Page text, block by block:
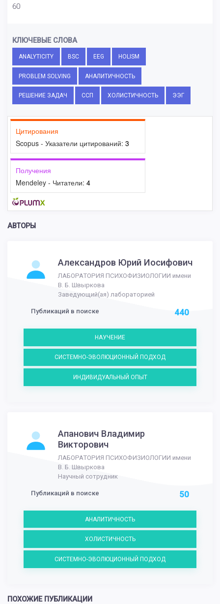
60
КЛЮЧЕВЫЕ СЛОВА
ANALYTICITY BSC EEG HOLISM
PROBLEM SOLVING АНАЛИТИЧНОСТЬ
РЕШЕНИЕ ЗАДАЧ ССП ХОЛИСТИЧНОСТЬ ЭЭГ
Цитирования
Scopus - Указатели цитирований: 3
Получения
Mendeley - Читатели: 4
АВТОРЫ
Александров Юрий Иосифович
ЛАБОРАТОРИЯ ПСИХОФИЗИОЛОГИИ имени
В. Б. Швыркова
Заведующий(ая) лабораторией
Публикаций в поиске 440
НАУЧЕНИЕ
СИСТЕМНО-ЭВОЛЮЦИОННЫЙ ПОДХОД
ИНДИВИДУАЛЬНЫЙ ОПЫТ
Апанович Владимир
Викторович
ЛАБОРАТОРИЯ ПСИХОФИЗИОЛОГИИ имени
В. Б. Швыркова
Научный сотрудник
Публикаций в поиске 50
АНАЛИТИЧНОСТЬ
ХОЛИСТИЧНОСТЬ
СИСТЕМНО-ЭВОЛЮЦИОННЫЙ ПОДХОД
ПОХОЖИЕ ПУБЛИКАЦИИ